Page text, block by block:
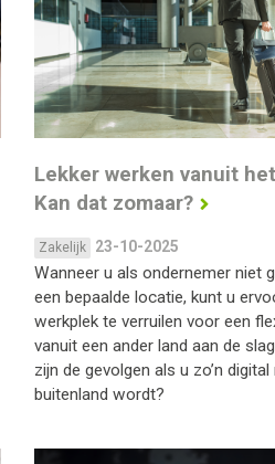
Lekker werken vanuit
Kan dat zomaar?
Zakelijk 23-10-2025
Wanneer u als ondernemer niet
een bepaalde locatie, kunt u
werkplek te verruilen voor een
vanuit een ander land aan de
zijn de gevolgen als u zo’n
buitenland wordt?